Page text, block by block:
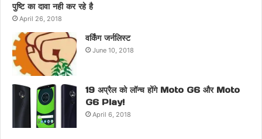
पुष्टि का दावा नही कर रहे है
April 26, 2018
वर्किंग जर्नलिस्ट
June 10, 2018
19 अप्रैल को लॉन्च होंगे Moto G6 और Moto
G6 Play!
April 6, 2018